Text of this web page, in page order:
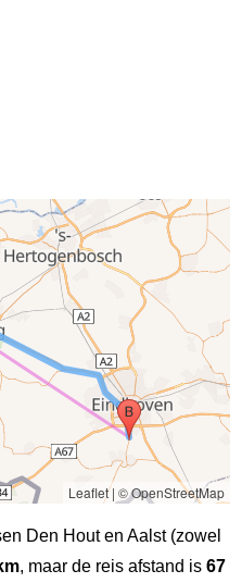
Leaflet| © OpenStreetMap
Den Hout en Aalst (zowel
, maar de reis afstand is 67